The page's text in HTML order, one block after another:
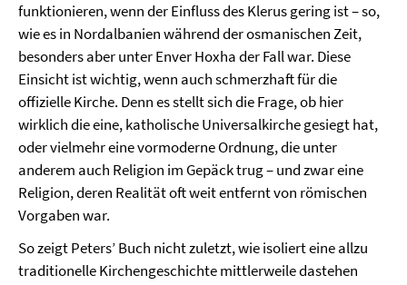
funktionieren, wenn der Einfluss des Klerus gering ist – so,
wie es in Nordalbanien während der osmanischen Zeit,
besonders aber unter Enver Hoxha der Fall war. Diese
Einsicht ist wichtig, wenn auch schmerzhaft für die
offizielle Kirche. Denn es stellt sich die Frage, ob hier
wirklich die eine, katholische Universalkirche gesiegt hat,
oder vielmehr eine vormoderne Ordnung, die unter
anderem auch Religion im Gepäck trug – und zwar eine
Religion, deren Realität oft weit entfernt von römischen
Vorgaben war.
So zeigt Peters’ Buch nicht zuletzt, wie isoliert eine allzu
traditionelle Kirchengeschichte mittlerweile dastehen